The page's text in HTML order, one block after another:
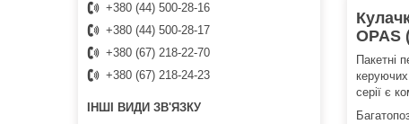
OPAS
Пакетні
керуючих
серії є
+380 (44) 500-28-16
+380 (44) 500-28-17
+380 (67) 218-22-70
+380 (67) 218-24-23
ІНШІ ВИДИ ЗВ'ЯЗКУ